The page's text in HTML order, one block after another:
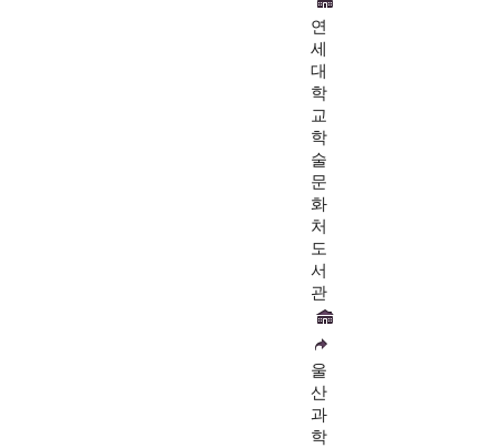
연
세
대
학
교
학
술
문
화
처
도
서
관
울
산
과
학